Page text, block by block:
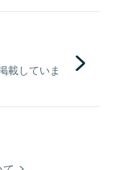
載していま